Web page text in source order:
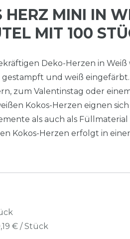
HERZ MINI IN
MIT 100
Deko-Herzen in
gestampft und weiß
zum Valentinstag oder
Kokos-Herzen eignen
als auch als
Kokos-Herzen erfolgt in
€ / Stück